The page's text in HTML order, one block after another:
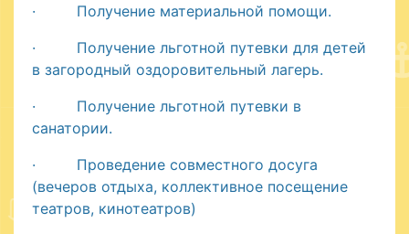
· Получение материальной помощи.
· Получение льготной путевки для детей
в загородный оздоровительный лагерь.
· Получение льготной путевки в
санатории.
· Проведение совместного досуга
(вечеров отдыха, коллективное посещение
театров, кинотеатров)